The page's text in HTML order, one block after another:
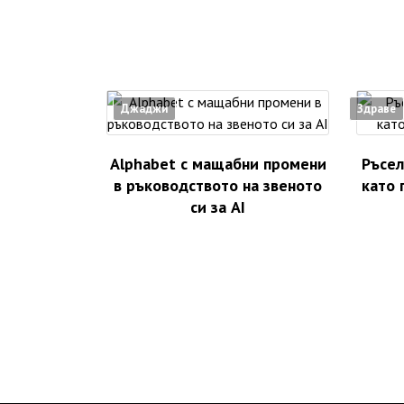
Джаджи
Alphabet с мащабни промени
в ръководството на звеното
си за AI
Здраве
като